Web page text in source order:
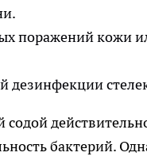
поражений кожи
дезинфекции
бактерий.